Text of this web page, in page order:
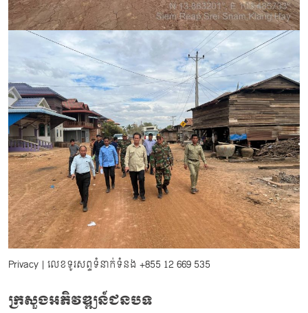
Privacy | លេខទូរសព្ទទំនាក់ទំនង +855 12 669 535
ក្រសួងអភិវឌ្ឍន៍ជនបទ